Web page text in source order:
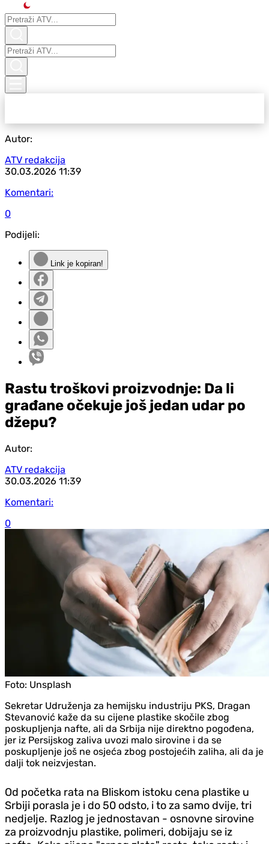
Autor:
ATV redakcija
30.03.2026 11:39
Komentari:
0
Podijeli:
Link je kopiran!
Rastu troškovi proizvodnje: Da li
građane očekuje još jedan udar po
džepu?
Autor:
ATV redakcija
30.03.2026 11:39
Komentari:
0
Foto: Unsplash
Sekretar Udruženja za hemijsku industriju PKS, Dragan
Stevanović kaže da su cijene plastike skočile zbog
poskupljenja nafte, ali da Srbija nije direktno pogođena,
jer iz Persijskog zaliva uvozi malo sirovine i da se
poskupljenje još ne osjeća zbog postojećih zaliha, ali da je
dalji tok neizvjestan.
Od početka rata na Bliskom istoku cena plastike u
Srbiji porasla je i do 50 odsto, i to za samo dvije, tri
nedjelje. Razlog je jednostavan - osnovne sirovine
za proizvodnju plastike, polimeri, dobijaju se iz